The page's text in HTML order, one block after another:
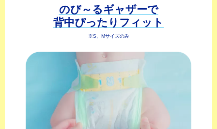
のび～る ギャザーで
背中ぴったり フィット
※S、Mサイズのみ